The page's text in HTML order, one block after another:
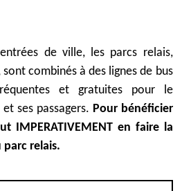
de ville, les parcs relais,
combinés à des lignes de bus
et gratuites pour le
ses passagers. Pour bénéficier
IMPERATIVEMENT en faire la
parc relais.